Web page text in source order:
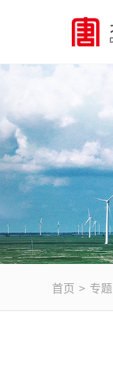
首页 > 专题